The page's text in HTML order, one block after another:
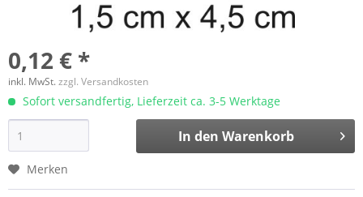
0,12 € *
inkl. MwSt.zzgl. Versandkosten
Sofort versandfertig, Lieferzeit ca. 3-5 Werktage
In den Warenkorb
Merken